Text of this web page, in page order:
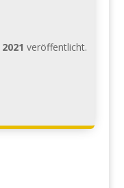
veröffentlicht.